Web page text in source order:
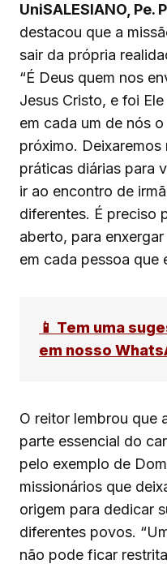
UniSALESIANO, Pe.
destacou que a
sair da própria
“É Deus quem nos
Jesus Cristo, e foi
em cada um de nós
próximo. Deixaremos
práticas diárias para
ir ao encontro de
diferentes. É preciso
aberto, para
em cada pessoa que
📱 Tem uma
em nosso
O reitor lembrou que
parte essencial do
pelo exemplo de
missionários que
origem para dedicar
diferentes povos.
não pode ficar